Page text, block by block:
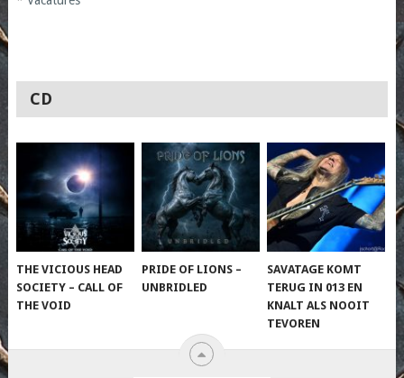
CD
THE VICIOUS HEAD
SOCIETY – CALL OF
THE VOID
PRIDE OF LIONS –
UNBRIDLED
SAVATAGE KOMT
TERUG IN 013 EN
KNALT ALS NOOIT
TEVOREN